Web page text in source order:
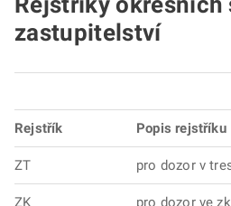
zastupitelství
Rejstřík Popis rejstříku
ZT pro dozor v
ZK pro dozor ve